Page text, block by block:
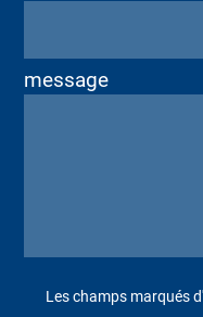
message
Les champs marqués